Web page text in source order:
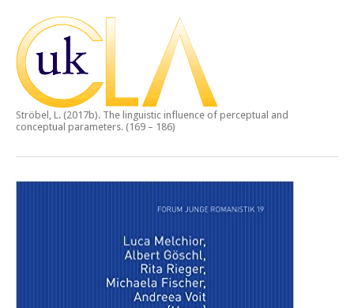
Ströbel, L. (2017b). The linguistic influence of perceptual and
conceptual parameters. (169 – 186)